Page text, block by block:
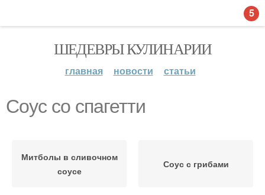
ШЕДЕВРЫ КУЛИНАРИИ
главная новости статьи
Соус со спагетти
Митболы в сливочном
соусе
Соус с грибами
5